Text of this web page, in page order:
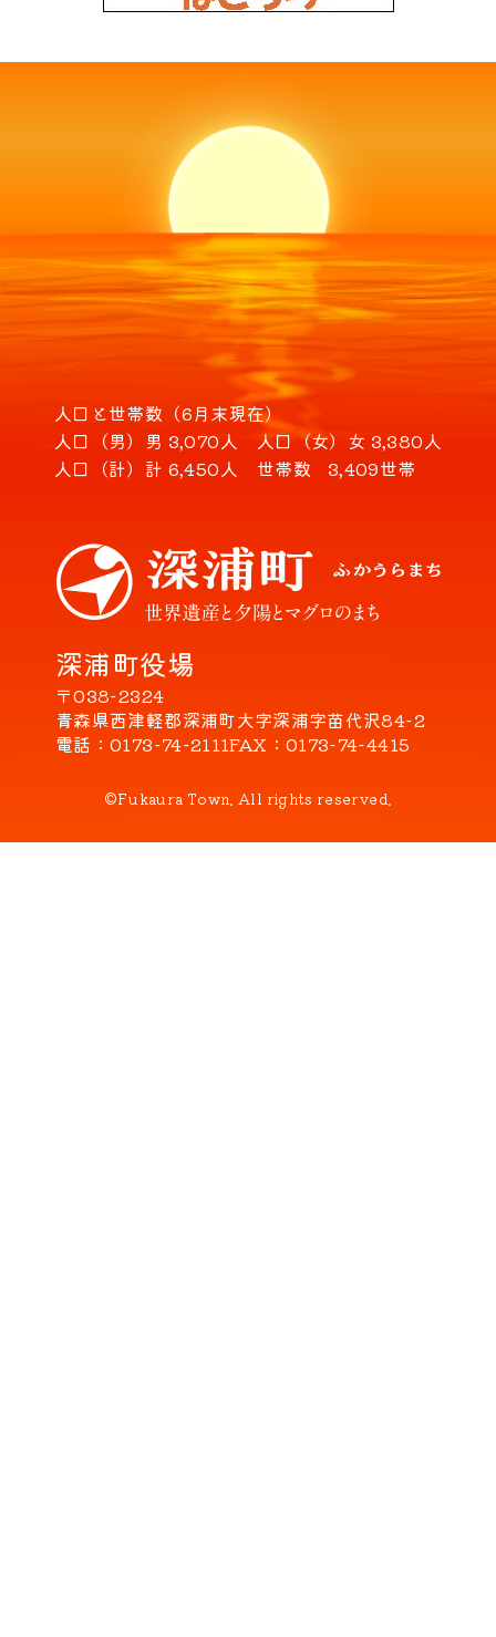
深浦町役場
〒038-2324
青森県西津軽郡深浦町大字深浦字苗代沢84-2
電話
0173-74-2111FAX 0173-74-4415
人口と世帯数（6月末現在）
人口（男） 男 3,070人 人口（女） 女 3,380人
人口（計） 計 6,450人 世帯数 3,409世帯
©Fukaura Town. All rights reserved.